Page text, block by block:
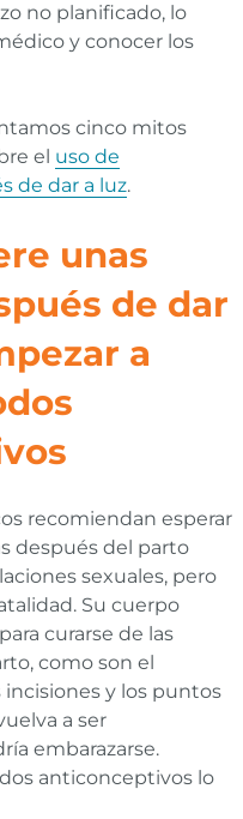
no planificado, lo
y conocer los
cinco mitos
el uso de
de dar a luz.
unas
de dar
a
recomiendan esperar
después del parto
sexuales, pero
Su cuerpo
curarse de las
como son el
y los puntos
a ser
embarazarse.
anticonceptivos lo